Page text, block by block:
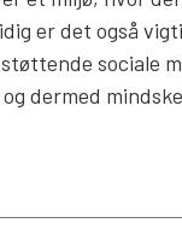
er det også
sociale
dermed